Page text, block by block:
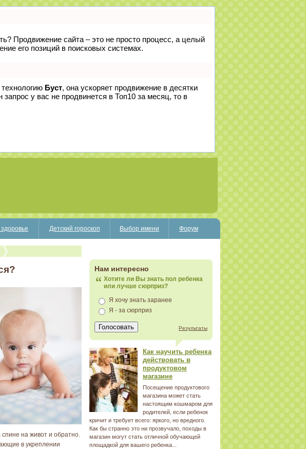
Продвижение сайта – это не просто процесс, а целый
его позиций в поисковых системах.
Буст, она ускоряет продвижение в десятки
у вас не продвинется в Топ10 за месяц, то в
Детский гороскоп Выбор имени Форум
на живот и обратно.
в укреплении
Нам интересно
Хотите ли Вы знать пол ребенка
или лучше сюрприз?
Я хочу знать заранее
Я - за сюрприз
Результаты
Как научить ребенка
действовать в
продуктовом
магазине
Посещение продуктового
магазина может стать
настоящим кошмаром для
родителей, если ребенок
кричит и требует всего: яркого, но вредного.
Как бы странно это ни прозвучало, походы в
магазин могут стать отличной обучающей
площадкой для вашего ребенка...